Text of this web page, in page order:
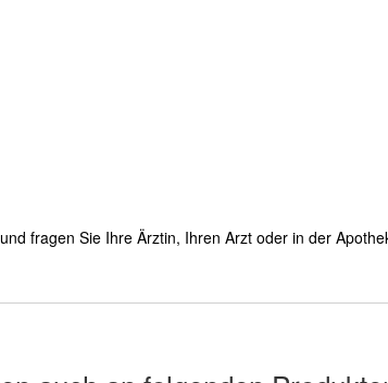
fragen Sie Ihre Ärztin, Ihren Arzt oder in der